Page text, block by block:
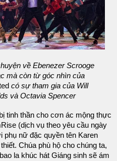
về Ebenezer Scrooge
mà còn từ góc nhìn của
có sự tham gia của Will
và Octavia Spencer
tinh thần cho cơn ác mộng thực
(dịch vụ theo yêu cầu ngày
phụ nữ đặc quyền tên Karen
Chúa phù hộ cho chúng ta,
la khúc hát Giáng sinh sẽ ám